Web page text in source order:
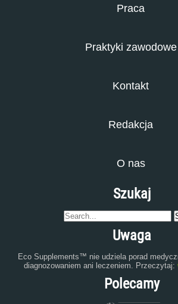
Praca
Praktyki zawodowe
Kontakt
Redakcja
O nas
Szukaj
Uwaga
Eco Supplements™ nie udziela porad
diagnozowaniem ani leczeniem. Przeczytaj:
Polecamy